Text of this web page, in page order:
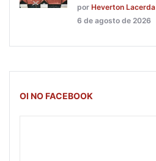
por Heverton Lacerda
6 de agosto de 2026
OI NO FACEBOOK